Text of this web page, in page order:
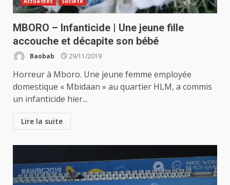
MBORO – Infanticide | Une jeune fille
accouche et décapite son bébé
Baobab 29/11/2019
Horreur à Mboro. Une jeune femme employée
domestique « Mbidaan » au quartier HLM, a commis
un infanticide hier...
Lire la suite